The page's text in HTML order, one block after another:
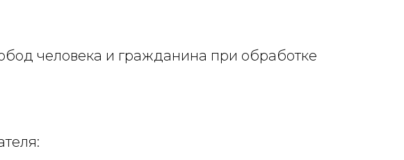
человека и гражданина при обработке